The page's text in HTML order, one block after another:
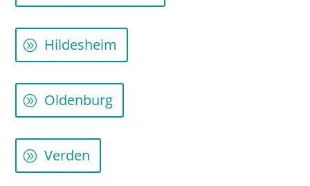
Hildesheim
Oldenburg
Verden